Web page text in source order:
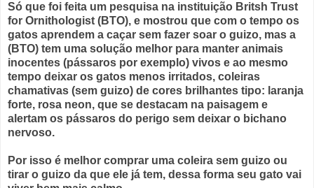
Só que foi feita um pesquisa na instituição Britsh Trust
for Ornithologist (BTO), e mostrou que com o tempo os
gatos aprendem a caçar sem fazer soar o guizo, mas a
(BTO) tem uma solução melhor para manter animais
inocentes (pássaros por exemplo) vivos e ao mesmo
tempo deixar os gatos menos irritados, coleiras
chamativas (sem guizo) de cores brilhantes tipo: laranja
forte, rosa neon, que se destacam na paisagem e
alertam os pássaros do perigo sem deixar o bichano
nervoso.
Por isso é melhor comprar uma coleira sem guizo ou
tirar o guizo da que ele já tem, dessa forma seu gato vai